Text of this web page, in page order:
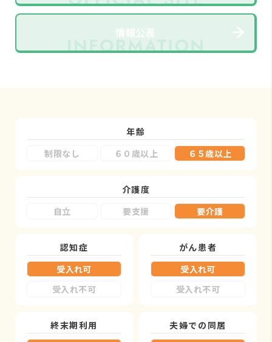
情報公表
年齢
制限なし
６０歳以上 ６５歳以上
介護度
自立
要支援 要介護
認知症
受入れ可
受入れ不可
がん患者
受入れ可
受入れ不可
終末期利用
夫婦での同居